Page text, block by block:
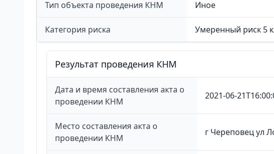
Тип объекта проведения КНМ Иное
Категория риска Умеренный риск 5
Результат проведения КНМ
Дата и время составления акта о
проведении КНМ
2021-06-
Место составления акта о
проведении КНМ
г Череповец ул